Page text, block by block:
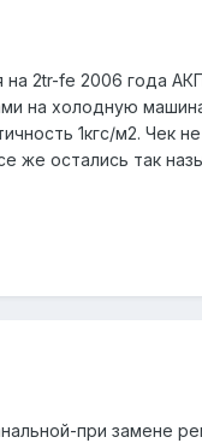
2tr-fe 2006 года
на холодную
1кгс/м2. Чек
же остались так
при замене